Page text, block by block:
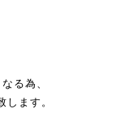
る為、
ます。